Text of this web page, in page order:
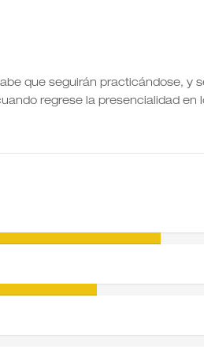
que seguirán practicándose, y
regrese la presencialidad en